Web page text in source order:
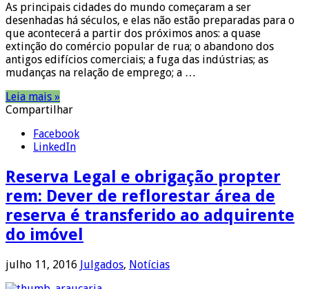
As principais cidades do mundo começaram a ser
desenhadas há séculos, e elas não estão preparadas para o
que acontecerá a partir dos próximos anos: a quase
extinção do comércio popular de rua; o abandono dos
antigos edifícios comerciais; a fuga das indústrias; as
mudanças na relação de emprego; a …
Leia mais »
Compartilhar
Facebook
LinkedIn
Reserva Legal e obrigação propter
rem: Dever de reflorestar área de
reserva é transferido ao adquirente
do imóvel
julho 11, 2016 Julgados, Notícias